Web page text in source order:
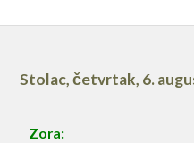
Stolac,četvrtak, 6.
Zora: